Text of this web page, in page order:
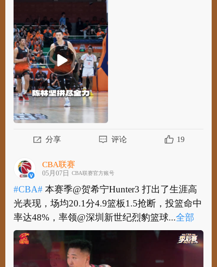
林坚砍下21分，拼尽全力！
城之名# ​
分享 评论 19
CBA联赛
05月07日 CBA联赛官方账号
#CBA# 本赛季@贺希宁Hunter3 打出了生涯高
光表现，场均20.1分4.9篮板1.5抢断，投篮命中
率达48%，率领@深圳新世纪烈豹篮球...全部
#CBA#本赛季@贺希宁Hunter3 打出了生涯高
光表现，场均20.1分4.9篮板1.5抢断，投篮命中
率达48%，率领@深圳新世纪烈豹篮球俱...